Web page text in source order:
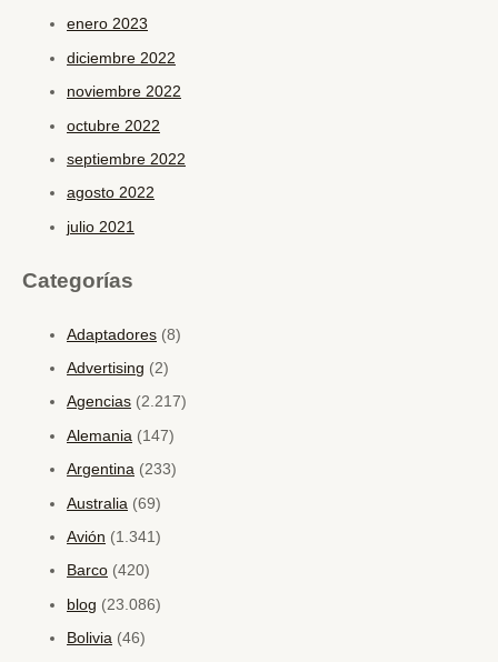
enero 2023
diciembre 2022
noviembre 2022
octubre 2022
septiembre 2022
agosto 2022
julio 2021
Categorías
Adaptadores (8)
Advertising (2)
Agencias (2.217)
Alemania (147)
Argentina (233)
Australia (69)
Avión (1.341)
Barco (420)
blog (23.086)
Bolivia (46)